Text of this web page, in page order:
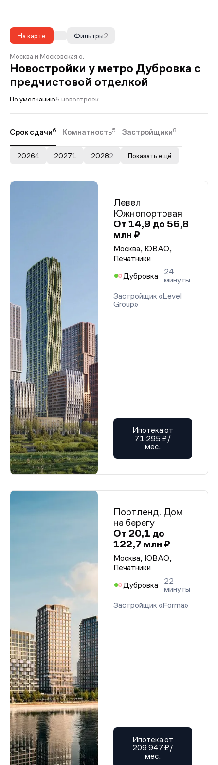
На карте 2
Фильтры
Москва и Московская о.
Новостройки у метро Дубровка с
предчистовой отделкой
По умолчанию5 новостроек
Срок сдачи6 Комнатность5 Застройщики8
20264 20271 20282 Показать ещё
Левел
Южнопортовая
От 14,9 до 56,8
млн ₽
Москва, ЮВАО,
Печатники
Дубровка
24
минуты
Застройщик «Level
Group»
Ипотека от
71 295 ₽/
мес.
Портленд. Дом
на берегу
От 20,1 до
122,7 млн ₽
Москва, ЮВАО,
Печатники
Дубровка
22
минуты
Застройщик «Forma»
Ипотека от
209 947 ₽/
мес.